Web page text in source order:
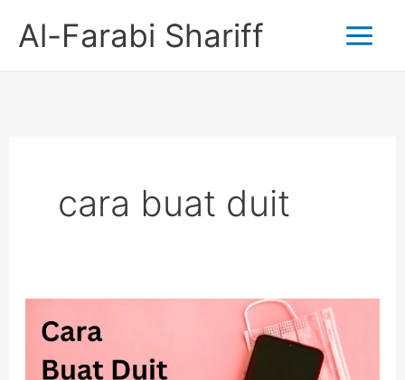
Al-Farabi Shariff
cara buat duit